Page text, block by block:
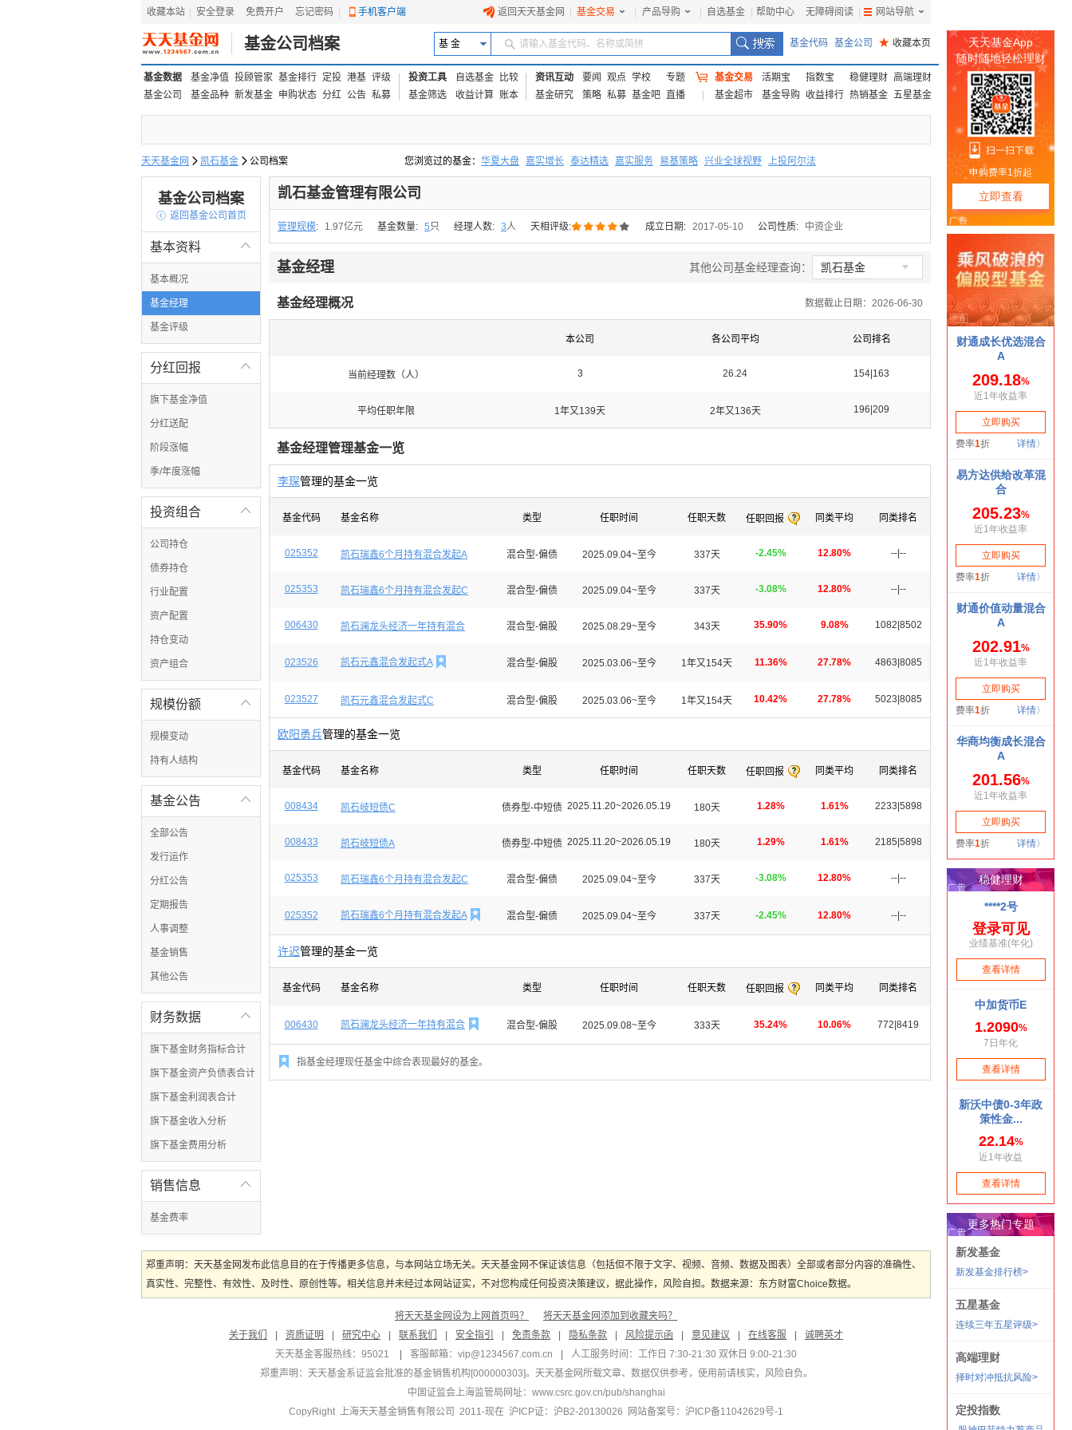
收藏本站 安全登录 免费开户 忘记密码 手机客户端 返回天天基金网 基金交易 产品导购 自选基金 帮助中心 无障碍阅读 网站导航
基金公司档案 基 金 请输入基金代码、名称或简拼 基金代码 基金公司 ★ 收藏本页
基金数据 基金净值 投顾管家 基金排行 定投 港基 评级
基金公司
基金品种 新发基金 申购状态 分红 公告 私募
投资工具 自选基金
比较
基金筛选
收益计算 账本
资讯互动 要闻 观点 学校
专题
基金研究
策略 私募 基金吧 直播
基金交易 活期宝 指数宝 稳健理财 高端理财
基金超市
基金导购 收益排行 热销基金 五星基金
天天基金网  凯石基金  公司档案 您浏览过的基金： 华夏大盘 嘉实增长 泰达精选 嘉实服务 易基策略 兴业全球视野 上投阿尔法
易方达上证中盘ETF联接A
基金公司档案
 返回基金公司首页

基本资料
基本概况
基金经理
基金评级

分红回报
旗下基金净值
分红送配
阶段涨幅
季/年度涨幅

投资组合
公司持仓
债券持仓
行业配置
资产配置
持仓变动
资产组合

规模份额
规模变动
持有人结构

基金公告
全部公告
发行运作
分红公告
定期报告
人事调整
基金销售
其他公告

财务数据
旗下基金财务指标合计
旗下基金资产负债表合计
旗下基金利润表合计
旗下基金收入分析
旗下基金费用分析

销售信息
基金费率
凯石基金管理有限公司
管理规模: 1.97亿元 基金数量: 5只 经理人数: 3人 天相评级: 成立日期: 2017-05-10 公司性质: 中资企业
基金经理 其他公司基金经理查询： 凯石基金 
基金经理概况 数据截止日期：2026-06-30
本公司 各公司平均 公司排名
当前经理数（人） 3 26.24 154|163
平均任职年限 1年又139天 2年又136天 196|209
基金经理管理基金一览
李琛管理的基金一览
基金代码 基金名称 类型 任职时间 任职天数 任职回报 同类平均 同类排名
025352 凯石瑞鑫6个月持有混合发起A 混合型-偏债 2025.09.04~至今 337天 -2.45% 12.80% --|--
025353 凯石瑞鑫6个月持有混合发起C 混合型-偏债 2025.09.04~至今 337天 -3.08% 12.80% --|--
006430 凯石澜龙头经济一年持有混合 混合型-偏股 2025.08.29~至今 343天 35.90% 9.08% 1082|8502
023526 凯石元鑫混合发起式A  混合型-偏股 2025.03.06~至今 1年又154天 11.36% 27.78% 4863|8085
023527 凯石元鑫混合发起式C 混合型-偏股 2025.03.06~至今 1年又154天 10.42% 27.78% 5023|8085
欧阳勇兵管理的基金一览
基金代码 基金名称 类型 任职时间 任职天数 任职回报 同类平均 同类排名
008434 凯石岐短债C 债券型-中短债 2025.11.20~2026.05.19 180天 1.28% 1.61% 2233|5898
008433 凯石岐短债A 债券型-中短债 2025.11.20~2026.05.19 180天 1.29% 1.61% 2185|5898
025353 凯石瑞鑫6个月持有混合发起C 混合型-偏债 2025.09.04~至今 337天 -3.08% 12.80% --|--
025352 凯石瑞鑫6个月持有混合发起A  混合型-偏债 2025.09.04~至今 337天 -2.45% 12.80% --|--
许迟管理的基金一览
基金代码 基金名称 类型 任职时间 任职天数 任职回报 同类平均 同类排名
006430 凯石澜龙头经济一年持有混合  混合型-偏股 2025.09.08~至今 333天 35.24% 10.06% 772|8419
 指基金经理现任基金中综合表现最好的基金。
郑重声明：天天基金网发布此信息目的在于传播更多信息，与本网站立场无关。天天基金网不保证该信息（包括但不限于文字、视频、音频、数据及图表）全部或者部分内容的准确性、
真实性、完整性、有效性、及时性、原创性等。相关信息并未经过本网站证实，不对您构成任何投资决策建议，据此操作，风险自担。数据来源：东方财富Choice数据。
将天天基金网设为上网首页吗？
将天天基金网添加到收藏夹吗？
关于我们
资质证明 研究中心 联系我们 安全指引 免责条款 隐私条款 风险提示函 意见建议 在线客服
诚聘英才
天天基金客服热线：95021
客服邮箱： vip@1234567.com.cn
人工服务时间：工作日 7:30-21:30 双休日 9:00-21:30
郑重声明： 天天基金系证监会批准的基金销售机构[000000303]。天天基金网所载文章、数据仅供参考，使用前请核实，风险自负。
中国证监会上海监管局网址： www.csrc.gov.cn/pub/shanghai
CopyRight 上海天天基金销售有限公司 2011-现在 沪ICP证：沪B2-20130026
网站备案号：沪ICP备11042629号-1